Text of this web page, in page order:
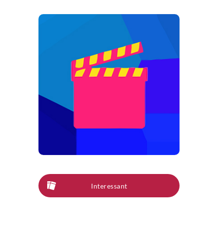
Interessant